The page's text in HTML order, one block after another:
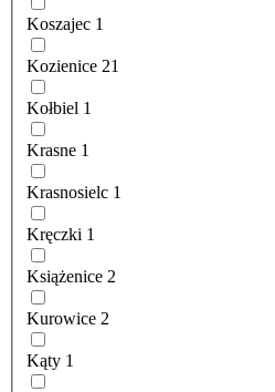
Koszajec 1
Kozienice 21
Kołbiel 1
Krasne 1
Krasnosielc 1
Kręczki 1
Książenice 2
Kurowice 2
Kąty 1